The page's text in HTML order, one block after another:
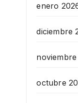
enero
diciembre
noviembre
octubre